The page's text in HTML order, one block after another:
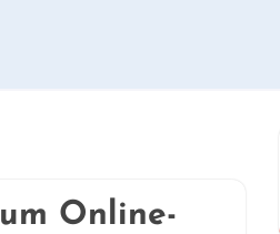
Online-